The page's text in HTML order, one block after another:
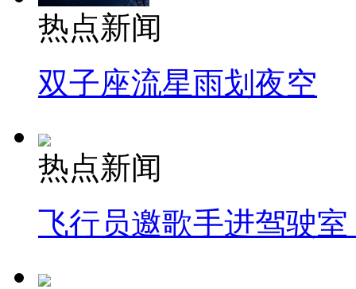
热点新闻
双子座流星雨划夜空
热点新闻
飞行员邀歌手进驾驶